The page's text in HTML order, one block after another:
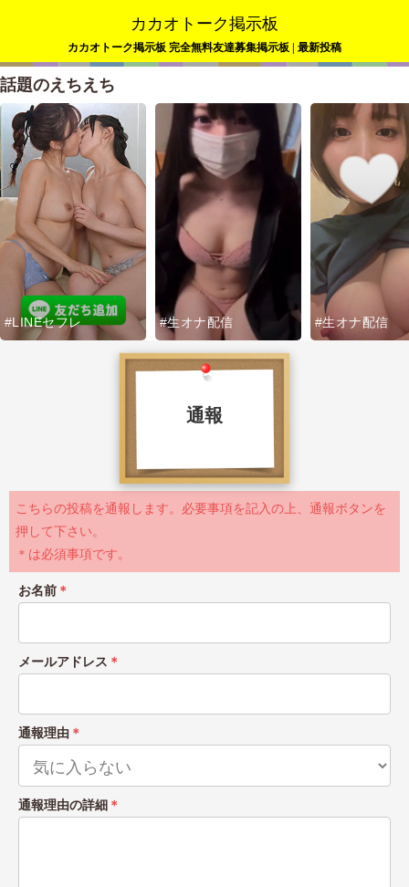
カカオトーク掲示板
カカオトーク掲示板 完全無料友達募集掲示板 | 最新投稿
話題のえちえち
#LINEセフレ #生オナ配信 #生オナ配信
通報
こちらの投稿を通報します。必要事項を記入の上、通報ボタンを
押して下さい。
＊は必須事項です。
お名前 ＊
メールアドレス ＊
通報理由 ＊
通報理由の詳細 ＊